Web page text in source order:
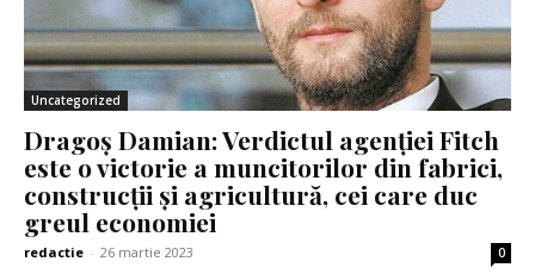
Uncategorized
Dragoș Damian: Verdictul agenției Fitch
este o victorie a muncitorilor din fabrici,
construcții și agricultură, cei care duc
greul economiei
redactie - 26 martie 2023 0